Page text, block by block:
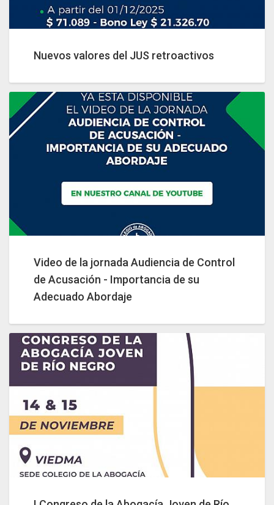
Nuevos valores del JUS retroactivos
Video de la jornada Audiencia de Control
de Acusación - Importancia de su
Adecuado Abordaje